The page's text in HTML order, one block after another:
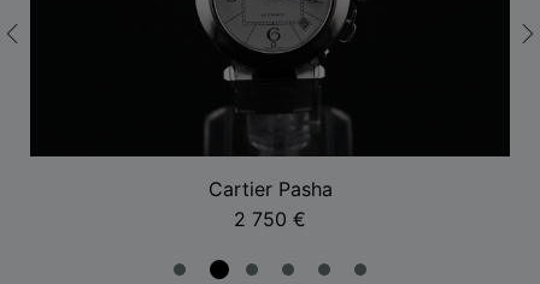
Cartier Pasha
2 750 €